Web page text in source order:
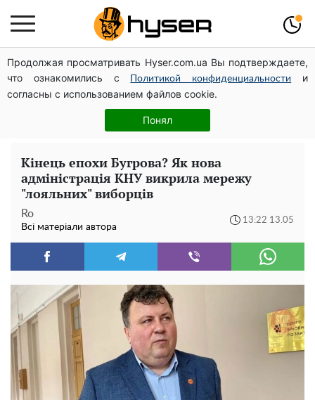
Продолжая просматривать Hyser.com.ua Вы подтверждаете,
что ознакомились с
Политикой конфиденциальности
и
согласны с использованием файлов cookie.
Понял
Гола Олена Тополя у цікавих позах змусила відвисати
щелепи: злив відео – було лише початком
Таку смакоту ви відкриватимете банку за банкою:
рецепт помідорів дольками з цибулею та олією на
Кінець епохи Бугрова? Як нова
адміністрація КНУ викрила мережу
"лояльних" виборців
Ro
Всі матеріали автора
13:22 13.05